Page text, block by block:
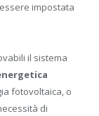
impostata
il sistema
fotovoltaica, o
di